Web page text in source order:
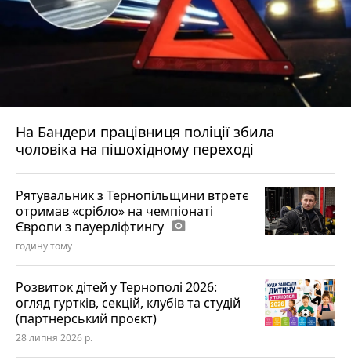
На Бандери працівниця поліції збила
чоловіка на пішохідному переході
Рятувальник з Тернопільщини втретє
отримав «срібло» на чемпіонаті
Європи з пауерліфтингу photo_camera
годину тому
Розвиток дітей у Тернополі 2026:
огляд гуртків, секцій, клубів та студій
(партнерський проєкт)
28 липня 2026 р.